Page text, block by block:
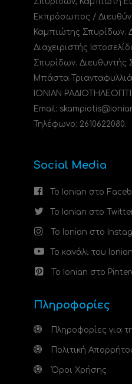
Εκπρόσωπος /
Καμπιώτης Σπυρίδων.
Διαχειριστής
Σπυρίδων. Διευθυντής
Μπάστα
ΙΟΝΙΑΝ
Email:
Τηλέφωνο: 2610622080.
Social Media
Το Ionian στο
Το Ionian στο
Το Ionian στο
Το κανάλι του
Το Ionian στο
Πληροφορίες
Πληροφορίες για
Πολιτική
Όροι Χρήσης